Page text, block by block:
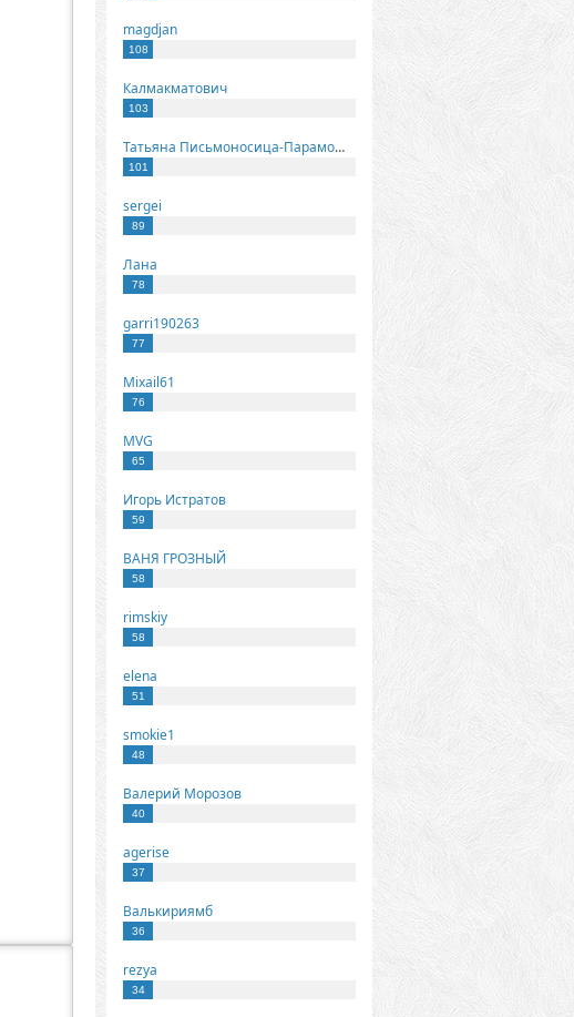
magdjan
108
Калмакматович
103
Татьяна Письмоносица-Парамонова
101
sergei
89
Лана
78
garri190263
77
Mixail61
76
MVG
65
Игорь Истратов
59
ВАНЯ ГРОЗНЫЙ
58
rimskiy
58
elena
51
smokie1
48
Валерий Морозов
40
agerise
37
Валькириямб
36
rezya
34